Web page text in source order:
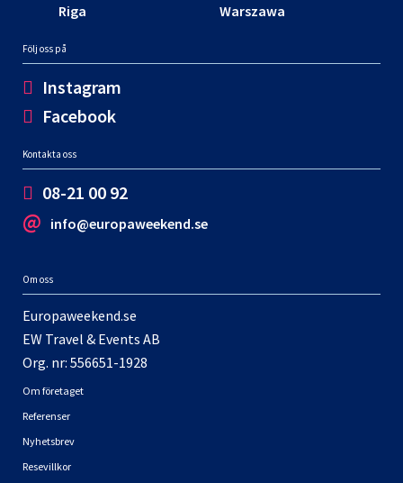
Riga
Warszawa
Följ oss på
Instagram
Facebook
Kontakta oss
08-21 00 92
info@europaweekend.se
Om oss
Europaweekend.se
EW Travel & Events AB
Org. nr: 556651-1928
Om företaget
Referenser
Nyhetsbrev
Resevillkor